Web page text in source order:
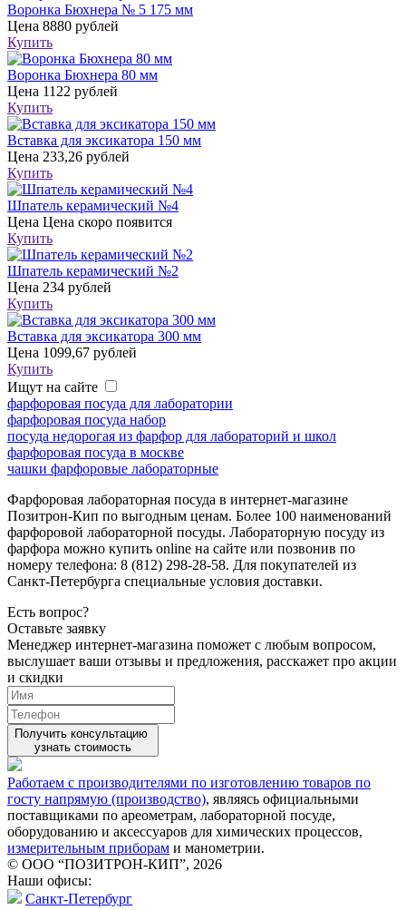
Воронка Бюхнера № 5 175 мм
Цена 8880 рублей
Купить
Воронка Бюхнера 80 мм
Цена 1122 рублей
Купить
Вставка для эксикатора 150 мм
Цена 233,26 рублей
Купить
Шпатель керамический №4
Цена Цена скоро появится
Купить
Шпатель керамический №2
Цена 234 рублей
Купить
Вставка для эксикатора 300 мм
Цена 1099,67 рублей
Купить
Ищут на сайте
фарфоровая посуда для лаборатории
фарфоровая посуда набор
посуда недорогая из фарфор для лабораторий и школ
фарфоровая посуда в москве
чашки фарфоровые лабораторные
Фарфоровая лабораторная посуда в интернет-магазине
Позитрон-Кип по выгодным ценам. Более 100 наименований
фарфоровой лабораторной посуды. Лабораторную посуду из
фарфора можно купить online на сайте или позвонив по
номеру телефона: 8 (812) 298-28-58. Для покупателей из
Санкт-Петербурга специальные условия доставки.
Есть вопрос?
Оставьте заявку
Менеджер интернет-магазина поможет с любым вопросом,
выслушает ваши отзывы и предложения, расскажет про акции
и скидки
Получить консультацию
узнать стоимость
Работаем с производителями по изготовлению товаров по
госту напрямую (производство), являясь официальными
поставщиками по ареометрам, лабораторной посуде,
оборудованию и аксессуаров для химических процессов,
измерительным приборам и манометрии.
© ООО “ПОЗИТРОН-КИП”, 2026
Наши офисы:
Санкт-Петербург